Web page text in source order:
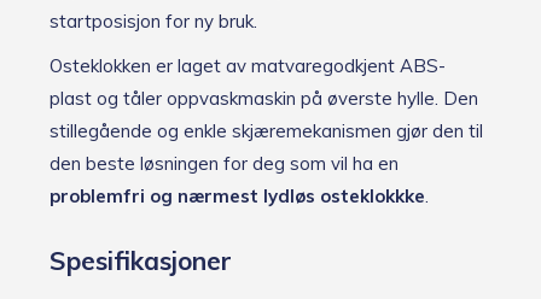
startposisjon for ny bruk.
Osteklokken er laget av matvaregodkjent ABS-
plast og tåler oppvaskmaskin på øverste hylle. Den
stillegående og enkle skjæremekanismen gjør den til
den beste løsningen for deg som vil ha en
problemfri og nærmest lydløs osteklokkke
Spesifikasjoner